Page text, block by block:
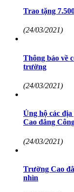
Trao tặng
(24/03/2021)
Thông báo về
trường
(24/03/2021)
Ủng hộ các
Cao đẳng
(24/03/2021)
Trường Cao
nhìn